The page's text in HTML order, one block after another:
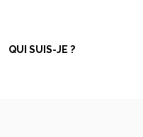
QUI SUIS-JE ?